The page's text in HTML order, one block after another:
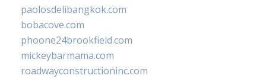
paolosdelibangkok.com
bobacove.com
phoone24brookfield.com
mickeybarmama.com
roadwayconstructioninc.com